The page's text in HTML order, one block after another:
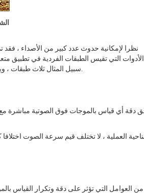
نظرا لإمكانية حدوث عدد كبير من الأصداء ،
الأدوات التي تقيس الطبقات الفردية في تطبيق
دقة أي قياس بالموجات فوق الصوتية مباشرة
العملية ، لا تختلف قيم سرعة الصوت